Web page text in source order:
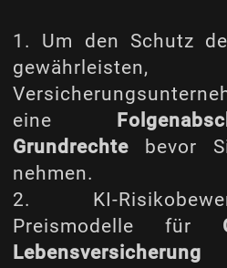
1. Um den Schutz
eine
Grundrechte
bevor
nehmen.
2. KI-
Preismodelle für